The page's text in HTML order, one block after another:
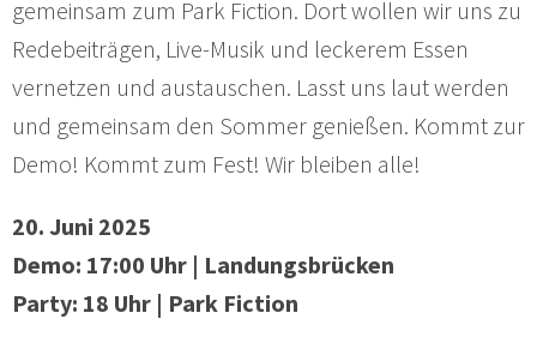
gemeinsam zum Park Fiction. Dort wollen wir uns zu
Redebeiträgen, Live-Musik und leckerem Essen
vernetzen und austauschen. Lasst uns laut werden
und gemeinsam den Sommer genießen. Kommt zur
Demo! Kommt zum Fest! Wir bleiben alle!
20. Juni 2025
Demo: 17:00 Uhr | Landungsbrücken
Party: 18 Uhr | Park Fiction